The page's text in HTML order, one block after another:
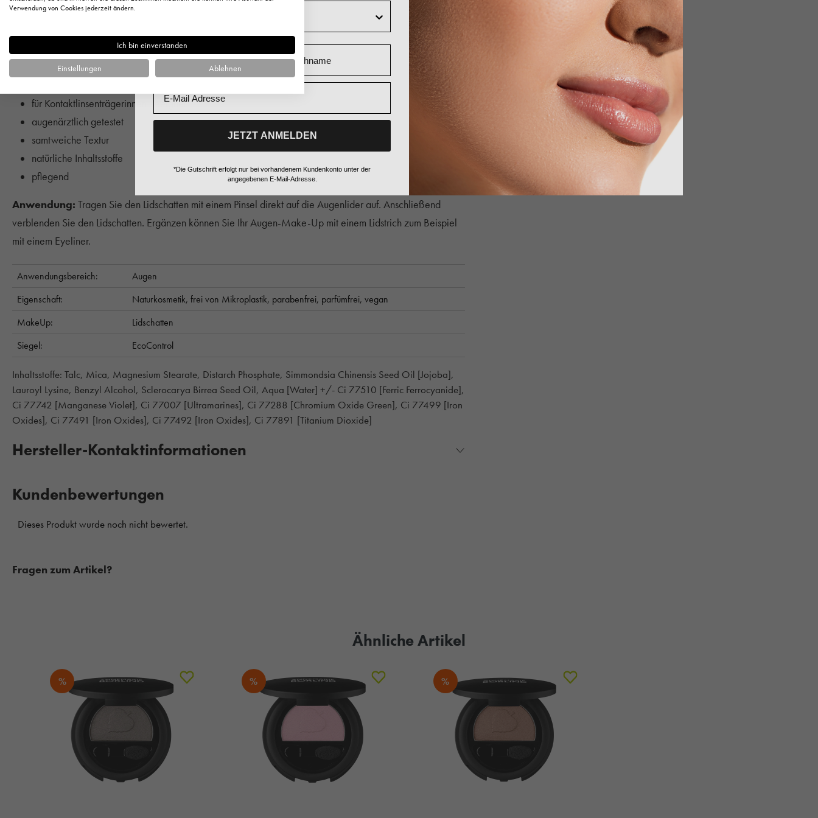
Hauttyp:Für alle Hauttypen geeignet.
für Kontaktlinsenträgerinnen geeignet
augenärztlich getestet
samtweiche Textur
natürliche Inhaltsstoffe
pflegend
Anwendung: Tragen Sie den Lidschatten mit einem Pinsel direkt auf die Augenlider auf. Anschließend
verblenden Sie den Lidschatten. Ergänzen können Sie Ihr Augen-Make-Up mit einem Lidstrich zum Beispiel
mit einem Eyeliner.
Anwendungsbereich:
Augen
Eigenschaft:
Naturkosmetik, frei von Mikroplastik, parabenfrei, parfümfrei, vegan
MakeUp:
Lidschatten
Siegel:
EcoControl
Inhaltsstoffe: Talc, Mica, Magnesium Stearate, Distarch Phosphate, Simmondsia Chinensis Seed Oil [Jojoba],
Lauroyl Lysine, Benzyl Alcohol, Sclerocarya Birrea Seed Oil, Aqua [Water] +/- Ci 77510 [Ferric Ferrocyanide],
Ci 77742 [Manganese Violet], Ci 77007 [Ultramarines], Ci 77288 [Chromium Oxide Green], Ci 77499 [Iron
Oxides], Ci 77491 [Iron Oxides], Ci 77492 [Iron Oxides], Ci 77891 [Titanium Dioxide]
Hersteller-Kontaktinformationen
Kundenbewertungen
Fragen zum Artikel?
Ähnliche Artikel
% % %
Verwendung von Cookies jederzeit ändern.
Ich bin einverstanden
Einstellungen Ablehnen
Vorname
JETZT ANMELDEN
*Die Gutschrift erfolgt nur bei vorhandenem Kundenkonto unter der
angegebenen E-Mail-Adresse.